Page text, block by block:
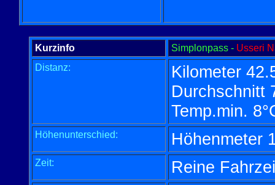
Kurzinfo Simplonpass - Usseri
Distanz:
Kilometer
Durchschnitt
Temp.min.
Höhenunterschied: Höhenmeter
Zeit: Reine